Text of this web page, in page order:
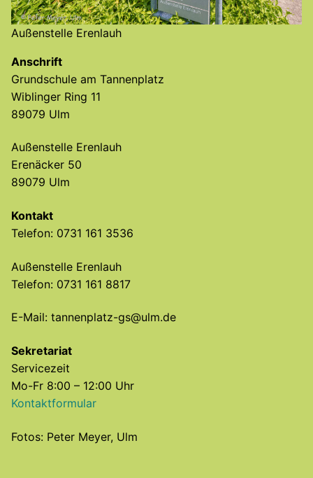
Außenstelle Erenlauh
Anschrift
Grundschule am Tannenplatz
Wiblinger Ring 11
89079 Ulm
Außenstelle Erenlauh
Erenäcker 50
89079 Ulm
Kontakt
Telefon: 0731 161 3536
Außenstelle Erenlauh
Telefon: 0731 161 8817
E-Mail: tannenplatz-gs@ulm.de
Sekretariat
Servicezeit
Mo-Fr 8:00 – 12:00 Uhr
Kontaktformular
Fotos: Peter Meyer, Ulm